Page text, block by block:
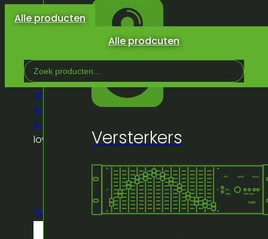
Alle prodcuten
winkelwagen.
Versterkers
Alle producten
Search
...
Home
Winkel Geluid/Micro's/IEM en
Accessoires
Accesoires/Microphone stand
& clamps
low type) (black)
🔍